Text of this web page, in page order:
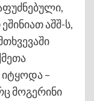
აშშ-ს,
–
მოგერინი